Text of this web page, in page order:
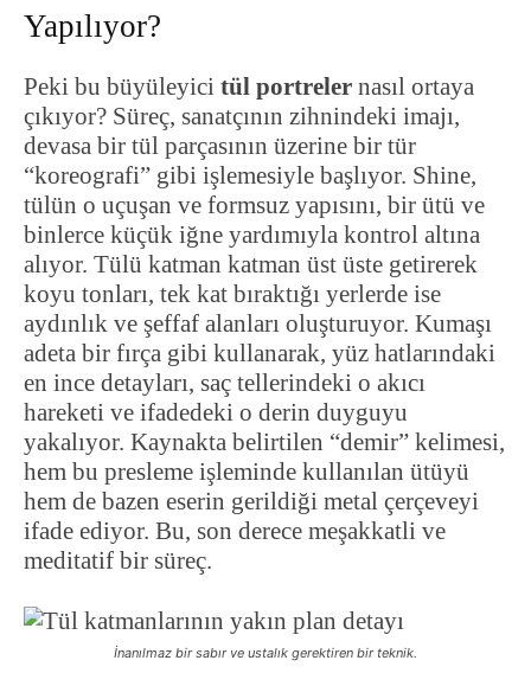
Yapılıyor?
Peki bu büyüleyici tül portreler nasıl ortaya
çıkıyor? Süreç, sanatçının zihnindeki imajı,
devasa bir tül parçasının üzerine bir tür
“koreografi” gibi işlemesiyle başlıyor. Shine,
tülün o uçuşan ve formsuz yapısını, bir ütü ve
binlerce küçük iğne yardımıyla kontrol altına
alıyor. Tülü katman katman üst üste getirerek
koyu tonları, tek kat bıraktığı yerlerde ise
aydınlık ve şeffaf alanları oluşturuyor. Kumaşı
adeta bir fırça gibi kullanarak, yüz hatlarındaki
en ince detayları, saç tellerindeki o akıcı
hareketi ve ifadedeki o derin duyguyu
yakalıyor. Kaynakta belirtilen “demir” kelimesi,
hem bu presleme işleminde kullanılan ütüyü
hem de bazen eserin gerildiği metal çerçeveyi
ifade ediyor. Bu, son derece meşakkatli ve
meditatif bir süreç.
İnanılmaz bir sabır ve ustalık gerektiren bir teknik.